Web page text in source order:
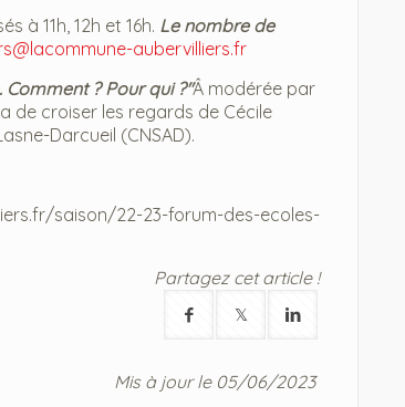
à 11h, 12h et 16h. Le nombre de
aubervilliers.fr
? Pour qui ?"Â modérée par
de croiser les regards de Cécile
Darcueil (CNSAD).
saison/22-23-forum-des-ecoles-
Partagez cet article !
Mis à jour le 05/06/2023